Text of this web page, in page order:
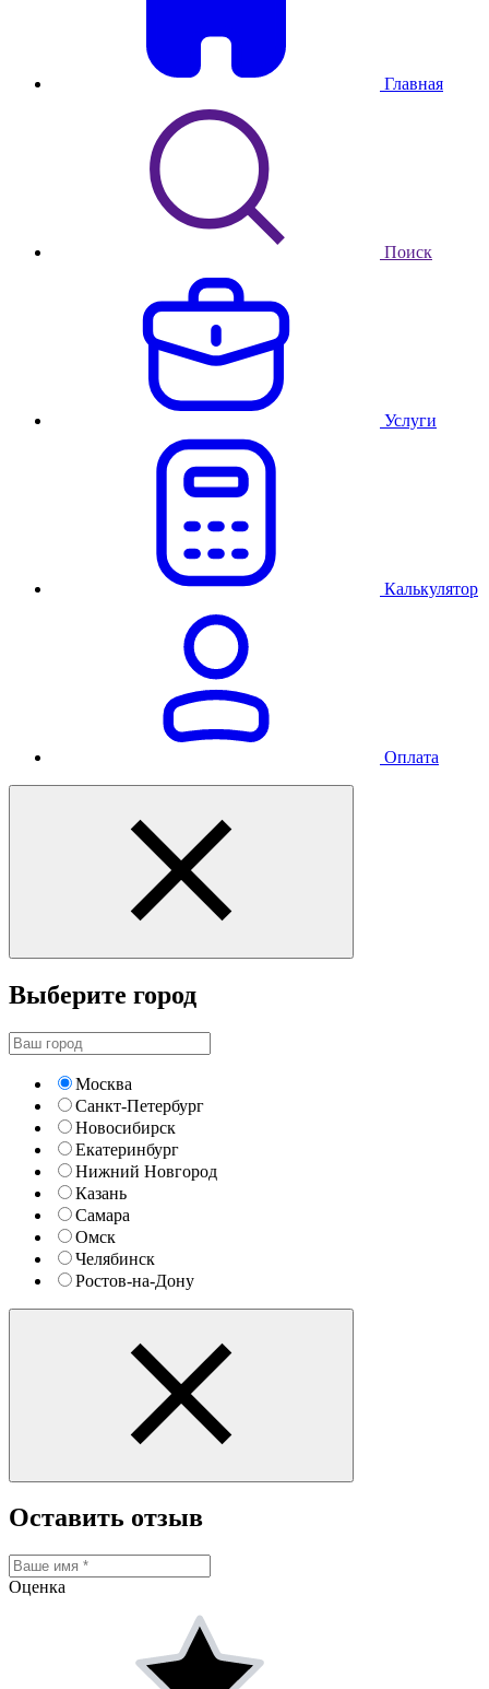
Главная
Поиск
Услуги
Калькулятор
Оплата
Выберите город
Москва
Санкт-Петербург
Новосибирск
Екатеринбург
Нижний Новгород
Казань
Самара
Омск
Челябинск
Ростов-на-Дону
Оставить отзыв
Оценка